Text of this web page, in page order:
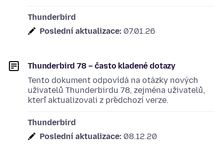
Thunderbird
Poslední aktualizace: 07.01.26
Thunderbird 78 – často kladené dotazy
Tento dokument odpovídá na otázky nových
uživatelů Thunderbirdu 78, zejména uživatelů,
kteří aktualizovali z předchozí verze.
Thunderbird
Poslední aktualizace: 08.12.20